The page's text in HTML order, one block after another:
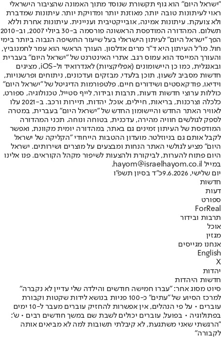
"ישראל היום" הוא גוף תקשורת שנוסד מתוך האמונה שהציבור הישראלי
ראוי לעיתונות טובה יותר, מאוזנת יותר ומדויקת יותר. עיתונות שמדברת
ולא צועקת. עיתונות אמינה, אובייקטיבית ועניינית. עיתונות אחרת וללא
תשלום. המהדורה המודפסת הראשונה פורסמה ב-30 ביולי 2007, וב-2010
הפך "ישראל היום" לעיתון הישראלי בעל שיעור החשיפה הגבוה ביותר בימי
חול. מו"ל העיתון היא ד"ר מרים אדלסון. העורך הראשי הוא עמר לחמנוביץ,
והעורך המייסד הוא עמוס רגב. אתרי האינטרנט של "ישראל היום" בעברית
ובאנגלית, כמו כן היישומונים (אפליקציות) לאנדרואיד ול-iOS, מציגים
חדשות מסביב לשעון, תוכן בלעדי, מבזקים ועדכונים, ניתוחים ופרשנויות,
וידיאו, פודקאסטים ושידורים חיים. פלטפורמות הדיגיטל של "ישראל היום"
כוללות ערוצי חדשות ודעות, תרבות ובידור, לייף סטייל, טכנולוגיה, ספורט,
כלכלה וצרכנות, בריאות, חיילים, אוכל, יהדות, תיירות ורכב. ב-2021 עלו
לאוויר האתר החדש והיישומון החדש של "ישראל היום" בעברית, במטרה
לספק לגולשים חוויה מהירה, עדכנית, בטוחה ונוחה. תכני המהדורה
המודפסת של העיתון זמינים גם באתר, במהדורה יומית מקוונת, ואפשר
לקבל אותם גם בניוזלטר. מועדון ההטבות הייחודי "הקליקה של ישראל
היום" מציע לגולשי האתר הנחות ומבצעים על מוצרים ושירותים. ישראל
היום פתוח להערות, לביקורת ולהצעות לשיפור מקהל הקוראים. פנו אלינו
במייל hayom@israelhayom.co.il.
יום שלישי, 9.6.2026
כ"ד בסיון תשפ"ו
חדשות
דעות
ספורט
ForReal
תרבות ובידור
אוכל
מגזין
אנחנו מגייסים
English
X
יהדות
חדשות היהדות
סיוט מסוג אחר: "עברו חמישה חודשים והילדה שלי עדיין לא נקברה"
למרכז הסיוע של "עתים" כ-100 פניות בנושא לידות שקטות וקבורת
עוברים • על פי הנהלים, אין אפשרות להחזיק עוברים מעבר ל-10 ימים
בפתולוגיה • בפועל, עוברים יכולים לשבת שם במשך חודשים רבים • ש':
"הרגשתי שאני משתגעת, לא קיבלתי תשובות למה לא מביאים אותה
לקבורה"